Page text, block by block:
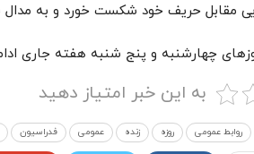
مقابل حریف خود شکست خورد و به مدال
چهارشنبه و پنج شنبه هفته جاری
به این خبر امتیاز دهید
روابط عمومی روزه زنده عمومی فدراسیون